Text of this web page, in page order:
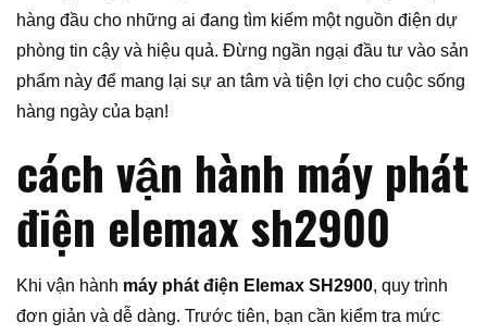
hàng đầu cho những ai đang tìm kiếm một nguồn điện dự
phòng tin cậy và hiệu quả. Đừng ngần ngại đầu tư vào sản
phẩm này để mang lại sự an tâm và tiện lợi cho cuộc sống
hàng ngày của bạn!
cách vận hành máy phát
điện elemax sh2900
Khi vận hành máy phát điện Elemax SH2900, quy trình
đơn giản và dễ dàng. Trước tiên, bạn cần kiểm tra mức